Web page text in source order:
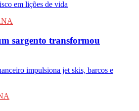
sargento transformou